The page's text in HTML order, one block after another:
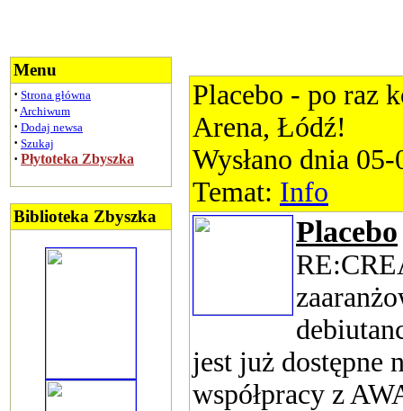
Menu
· Strona główna
· Archiwum
· Dodaj newsa
· Szukaj
· Płytoteka Zbyszka
Biblioteka Zbyszka
Placebo - po raz
Arena, Łódź!
Wysłano dnia
Temat: Info
Placebo
jest już dostępne
współpracy z